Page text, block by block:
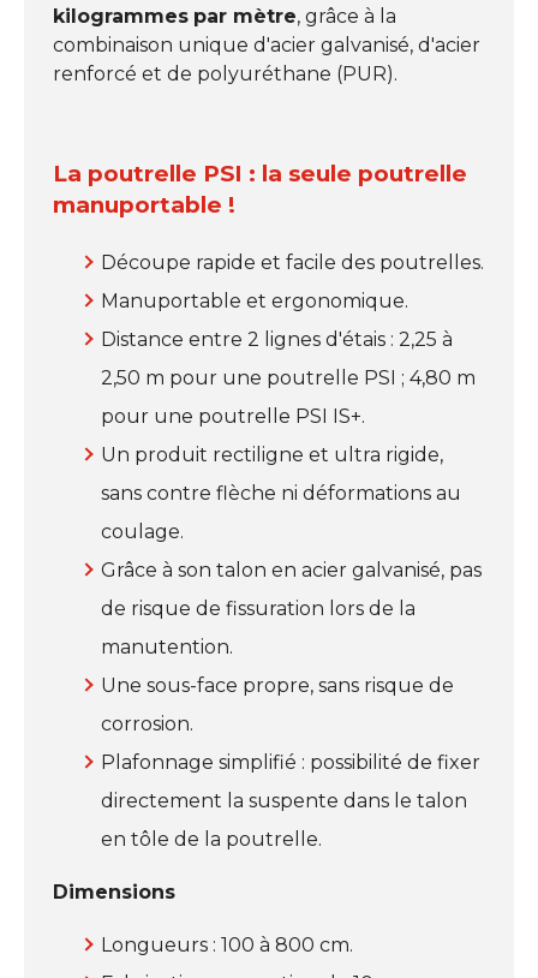
kilogrammes par mètre, grâce à la
combinaison unique d'acier galvanisé, d'acier
renforcé et de polyuréthane (PUR).
La poutrelle PSI : la seule poutrelle
manuportable !
Découpe rapide et facile des poutrelles.
Manuportable et ergonomique.
Distance entre 2 lignes d'étais : 2,25 à
2,50 m pour une poutrelle PSI ; 4,80 m
pour une poutrelle PSI IS+.
Un produit rectiligne et ultra rigide,
sans contre flèche ni déformations au
coulage.
Grâce à son talon en acier galvanisé, pas
de risque de fissuration lors de la
manutention.
Une sous-face propre, sans risque de
corrosion.
Plafonnage simplifié : possibilité de fixer
directement la suspente dans le talon
en tôle de la poutrelle.
Dimensions
Longueurs : 100 à 800 cm.